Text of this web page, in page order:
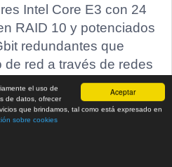
Aceptar
el uso de
de datos, ofrecer
que brindamos, tal como está expresado en
sobre cookies
Intel Core E3 con 24
RAID 10 y potenciados
redundantes que
de red a través de redes
Net / Nlayer.
24/7